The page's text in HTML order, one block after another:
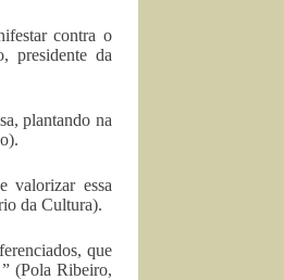
contra o
presidente da
plantando na
valorizar essa
da Cultura).
que
” (Pola Ribeiro,